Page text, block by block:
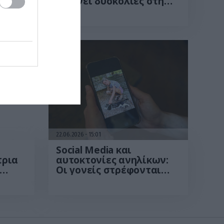
22.06.2026 15:01
Social Media και
αυτοκτονίες ανηλίκων:
Οι γονείς στρέφονται